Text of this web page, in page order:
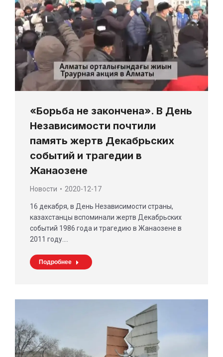
«Борьба не закончена». В День
Независимости почтили
память жертв Декабрьских
событий и трагедии в
Жанаозене
Новости 2020-12-17
16 декабря, в День Независимости страны,
казахстанцы вспоминали жертв Декабрьских
событий 1986 года и трагедию в Жанаозене в
2011 году.…
Подробнее